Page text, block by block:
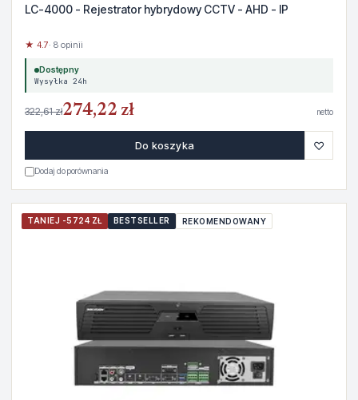
LC-4000 - Rejestrator hybrydowy CCTV - AHD - IP
★ 4.7· 8 opinii
Dostępny
Wysyłka 24h
322,61 zł274,22 zł netto
Do koszyka ♡
Dodaj do porównania
TANIEJ -5724 ZŁ BESTSELLER REKOMENDOWANY